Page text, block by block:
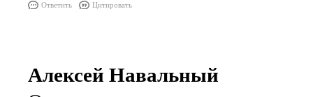
Ответить Цитировать
Алексей Навальный